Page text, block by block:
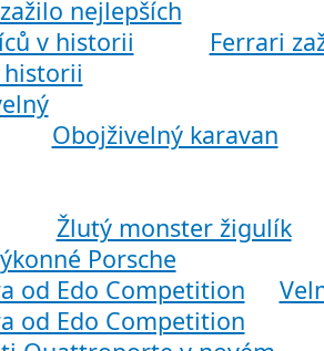
Ferrari
historii
Obojživelný karavan
Žlutý monster žigulík
od Edo Competition